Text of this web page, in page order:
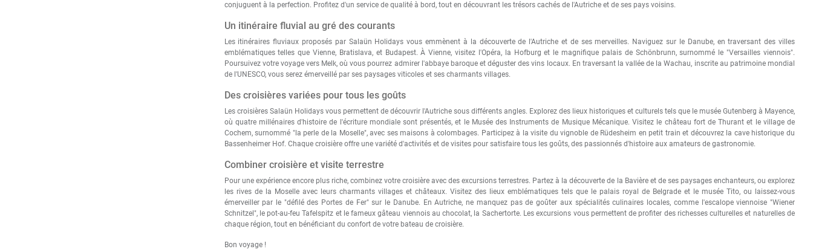
conjuguent à la perfection. Profitez d'un service de qualité à bord, tout en découvrant les trésors cachés de l'Autriche et de ses pays voisins.
Un itinéraire fluvial au gré des courants
Les itinéraires fluviaux proposés par Salaün Holidays vous emmènent à la découverte de l'Autriche et de ses merveilles. Naviguez sur le Danube, en traversant des villes
emblématiques telles que Vienne, Bratislava, et Budapest. À Vienne, visitez l'Opéra, la Hofburg et le magnifique palais de Schönbrunn, surnommé le "Versailles viennois".
Poursuivez votre voyage vers Melk, où vous pourrez admirer l'abbaye baroque et déguster des vins locaux. En traversant la vallée de la Wachau, inscrite au patrimoine mondial
de l'UNESCO, vous serez émerveillé par ses paysages viticoles et ses charmants villages.
Des croisières variées pour tous les goûts
Les croisières Salaün Holidays vous permettent de découvrir l'Autrichesous différents angles. Explorez des lieux historiques et culturels tels que le musée Gutenberg à Mayence,
où quatre millénaires d'histoire de l'écriture mondiale sont présentés, et le Musée des Instruments de Musique Mécanique. Visitez le château fort de Thurant et le village de
Cochem, surnommé "la perle de la Moselle", avec ses maisons à colombages. Participez à la visite du vignoble de Rüdesheim en petit train et découvrez la cave historique du
Bassenheimer Hof. Chaque croisière offre une variété d'activités et de visites pour satisfaire tous les goûts, des passionnés d'histoire aux amateurs de gastronomie.
Combiner croisière et visite terrestre
Pour une expérience encore plus riche, combinez votre croisière avec des excursions terrestres. Partez à la découverte de la Bavière et de ses paysages enchanteurs, ou explorez
les rives de la Moselle avec leurs charmants villages et châteaux. Visitez des lieux emblématiques tels que le palais royal de Belgrade et le musée Tito, ou laissez-vous
émerveiller par le "défilé des Portes de Fer" sur le Danube. En Autriche, ne manquez pas de goûter aux spécialités culinaires locales, comme l'escalope viennoise "Wiener
Schnitzel", le pot-au-feu Tafelspitz et le fameux gâteau viennois au chocolat, la Sachertorte. Les excursions vous permettent de profiter des richesses culturelles et naturelles de
chaque région, tout en bénéficiant du confort de votre bateau de croisière.
Bon voyage !